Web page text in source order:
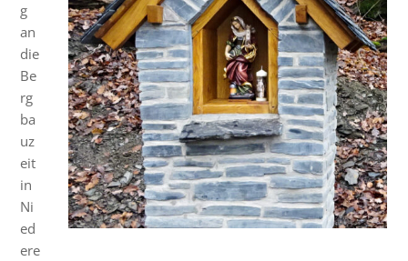
g
an
die
Be
rg
ba
uz
eit
in
Ni
ed
ere